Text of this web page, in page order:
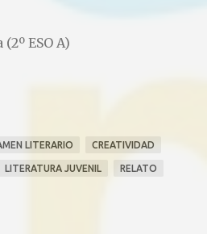
ESO A)
LITERARIO CREATIVIDAD
LITERATURA JUVENIL RELATO